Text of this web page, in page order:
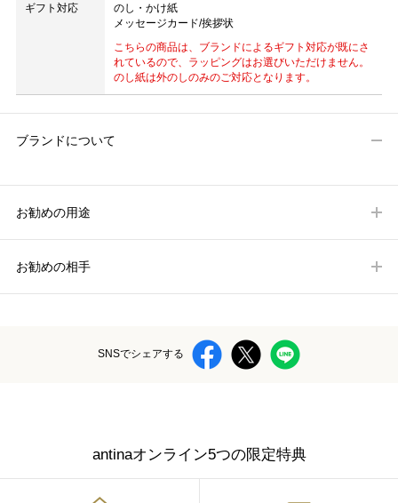
ギフト対応
のし・かけ紙
メッセージカード/挨拶状
こちらの商品は、ブランドによるギフト対応が既にさ
れているので、ラッピングはお選びいただけません。
のし紙は外のしのみのご対応となります。
ブランドについて
お勧めの用途
お勧めの相手
SNSでシェアする
antinaオンライン5つの限定特典